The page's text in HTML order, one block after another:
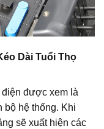
Dài Tuổi Thọ
điện được xem là
bộ hệ thống. Khi
sẽ xuất hiện các